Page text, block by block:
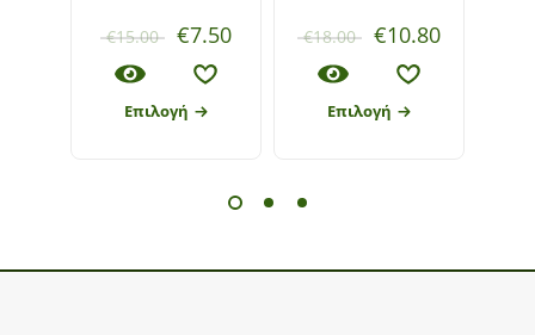
€15.00 €7.50
Επιλογή
€18.00 €10.80
Επιλογή